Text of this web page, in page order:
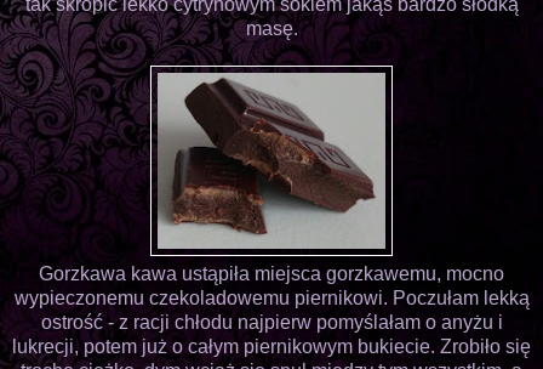
masę.
Gorzkawa kawa ustąpiła miejsca gorzkawemu, mocno
wypieczonemu czekoladowemu piernikowi. Poczułam lekką
ostrość - z racji chłodu najpierw pomyślałam o anyżu i
lukrecji, potem już o całym piernikowym bukiecie. Zrobiło się